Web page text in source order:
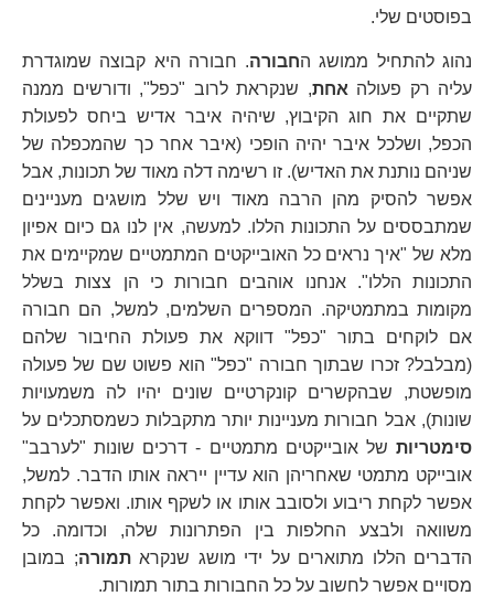
בפוסטים שלי.
נהוג להתחיל ממושג החבורה. חבורה היא קבוצה שמוגדרת
עליה רק פעולה אחת, שנקראת לרוב "כפל", ודורשים ממנה
שתקיים את חוג הקיבוץ, שיהיה איבר אדיש ביחס לפעולת
הכפל, ושלכל איבר יהיה הופכי (איבר אחר כך שהמכפלה של
שניהם נותנת את האדיש). זו רשימה דלה מאוד של תכונות, אבל
אפשר להסיק מהן הרבה מאוד ויש שלל מושגים מעניינים
שמתבססים על התכונות הללו. למעשה, אין לנו גם כיום אפיון
מלא של "איך נראים כל האובייקטים המתמטיים שמקיימים את
התכונות הללו". אנחנו אוהבים חבורות כי הן צצות בשלל
מקומות במתמטיקה. המספרים השלמים, למשל, הם חבורה
אם לוקחים בתור "כפל" דווקא את פעולת החיבור שלהם
(מבלבל? זכרו שבתוך חבורה "כפל" הוא פשוט שם של פעולה
מופשטת, שבהקשרים קונקרטיים שונים יהיו לה משמעויות
שונות), אבל חבורות מעניינות יותר מתקבלות כשמסתכלים על
סימטריות של אובייקטים מתמטיים - דרכים שונות "לערבב"
אובייקט מתמטי שאחריהן הוא עדיין ייראה אותו הדבר. למשל,
אפשר לקחת ריבוע ולסובב אותו או לשקף אותו. ואפשר לקחת
משוואה ולבצע החלפות בין הפתרונות שלה, וכדומה. כל
הדברים הללו מתוארים על ידי מושג שנקראתמורה; במובן
מסויים אפשר לחשוב על כל החבורות בתור תמורות.